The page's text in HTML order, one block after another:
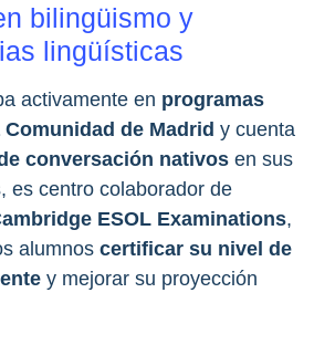
bilingüismo y
lingüísticas
activamente en programas
de Madrid y cuenta
conversación nativos en sus
es centro colaborador de
ESOL Examinations,
alumnos certificar su nivel de
y mejorar su proyección